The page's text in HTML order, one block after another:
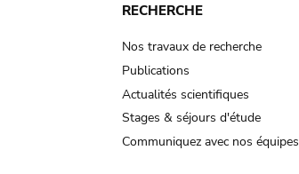
RECHERCHE
Nos travaux de recherche
Publications
Actualités scientifiques
Stages & séjours d'étude
Communiquez avec nos équipes